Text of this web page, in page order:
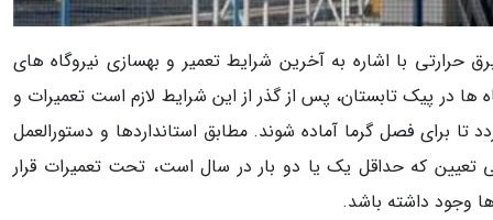
حرارتی با اشاره به آخرین شرایط تعمیر و بهسازی نیروگاه های
ها در پیک تابستان، پس از گذر از این شرایط لازم است تعمیرات و
برای فصل گرما آماده شوند. مطابق استانداردها و دستورالعمل
تعیین که حداقل یک یا دو بار در سال است، تحت تعمیرات قرار
وجود داشته باشد.